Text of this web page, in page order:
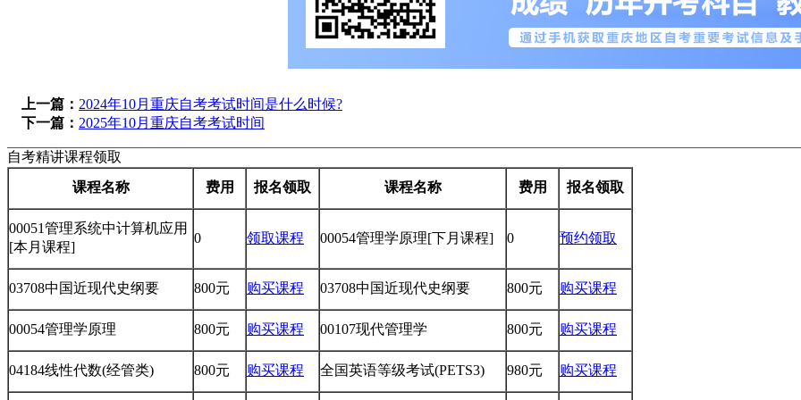
上一篇： 2024年10月重庆自考考试时间是什么时候?
下一篇： 2025年10月重庆自考考试时间
自考精讲课程领取
课程名称
费用 报名领取 课程名称 费用 报名领取
00051管理系统中计算机应用
[本月课程]
0 领取课程 00054管理学原理[下月课程] 0 预约领取
03708中国近现代史纲要 800元 购买课程 03708中国近现代史纲要 800元 购买课程
00054管理学原理 800元 购买课程 00107现代管理学 800元 购买课程
04184线性代数(经管类) 800元 购买课程 全国英语等级考试(PETS3) 980元 购买课程